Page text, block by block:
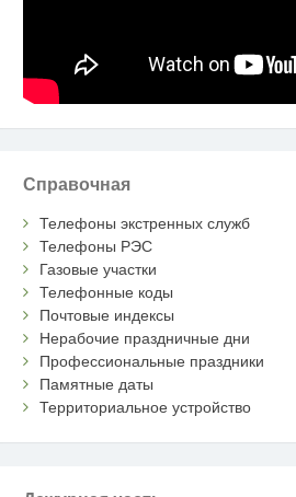
Справочная
Телефоны экстренных служб
Телефоны РЭС
Газовые участки
Телефонные коды
Почтовые индексы
Нерабочие праздничные дни
Профессиональные праздники
Памятные даты
Территориальное устройство